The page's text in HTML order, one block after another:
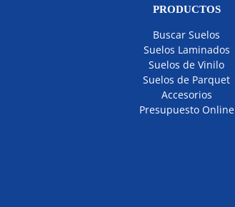
PRODUCTOS
Buscar Suelos
Suelos Laminados
Suelos de Vinilo
Suelos de Parquet
Accesorios
Presupuesto Online